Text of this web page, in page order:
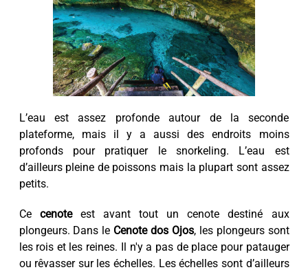
L’eau est assez profonde autour de la seconde
plateforme, mais il y a aussi des endroits moins
profonds pour pratiquer le snorkeling. L’eau est
d’ailleurs pleine de poissons mais la plupart sont assez
petits.
Ce cenoteest avant tout un cenote destiné aux
plongeurs. Dans le Cenote dos Ojos, les plongeurs sont
les rois et les reines. Il n'y a pas de place pour patauger
ou rêvasser sur les échelles. Les échelles sont d’ailleurs